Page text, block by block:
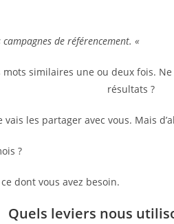
de référencement. «
similaires une ou deux fois.
résultats ?
les partager avec vous. Mais
?
dont vous avez besoin.
Quels leviers nous